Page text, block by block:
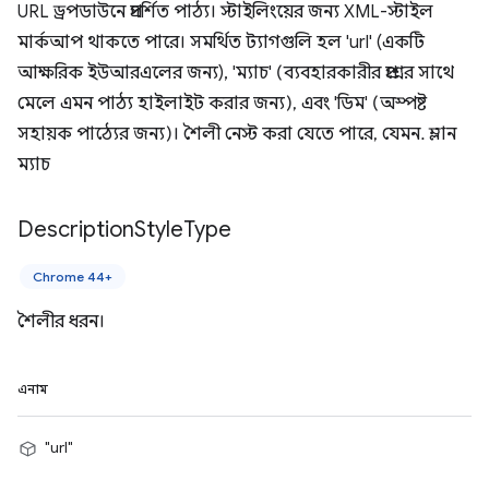
URL ড্রপডাউনে প্রদর্শিত পাঠ্য। স্টাইলিংয়ের জন্য XML-স্টাইল
মার্কআপ থাকতে পারে। সমর্থিত ট্যাগগুলি হল 'url' (একটি
আক্ষরিক ইউআরএলের জন্য), 'ম্যাচ' (ব্যবহারকারীর প্রশ্নের সাথে
মেলে এমন পাঠ্য হাইলাইট করার জন্য), এবং 'ডিম' (অস্পষ্ট
সহায়ক পাঠ্যের জন্য)। শৈলী নেস্ট করা যেতে পারে, যেমন. ম্লান
ম্যাচ
DescriptionStyleType
Chrome 44+
শৈলীর ধরন।
এনাম
"url"